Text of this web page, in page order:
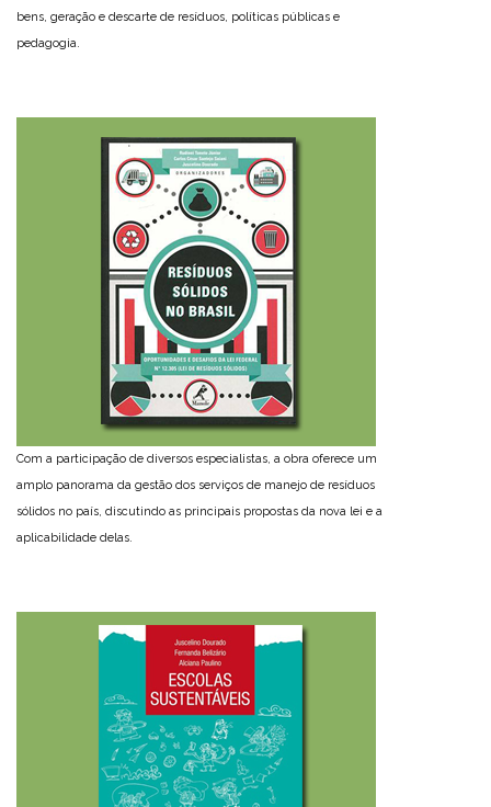
bens, geração e descarte de resíduos, políticas públicas e
pedagogia.
Com a participação de diversos especialistas, a obra oferece um
amplo panorama da gestão dos serviços de manejo de resíduos
sólidos no país, discutindo as principais propostas da nova lei e a
aplicabilidade delas.